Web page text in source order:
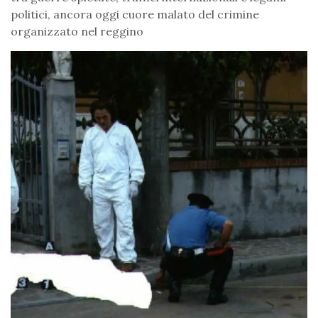
politici, ancora oggi cuore malato del crimine
organizzato nel reggino